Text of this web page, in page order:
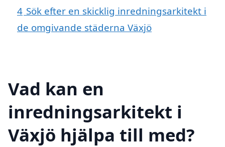
4 Sök efter en skicklig inredningsarkitekt i
de omgivande städerna Växjö
Vad kan en
inredningsarkitekt i
Växjö hjälpa till med?